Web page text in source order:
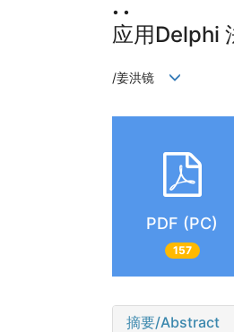
• •
应用Delphi
/姜洪镜
PDF (PC)
157
摘要/Abstract